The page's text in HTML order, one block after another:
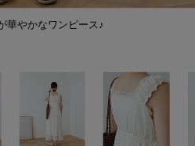
華やかなワンピース♪